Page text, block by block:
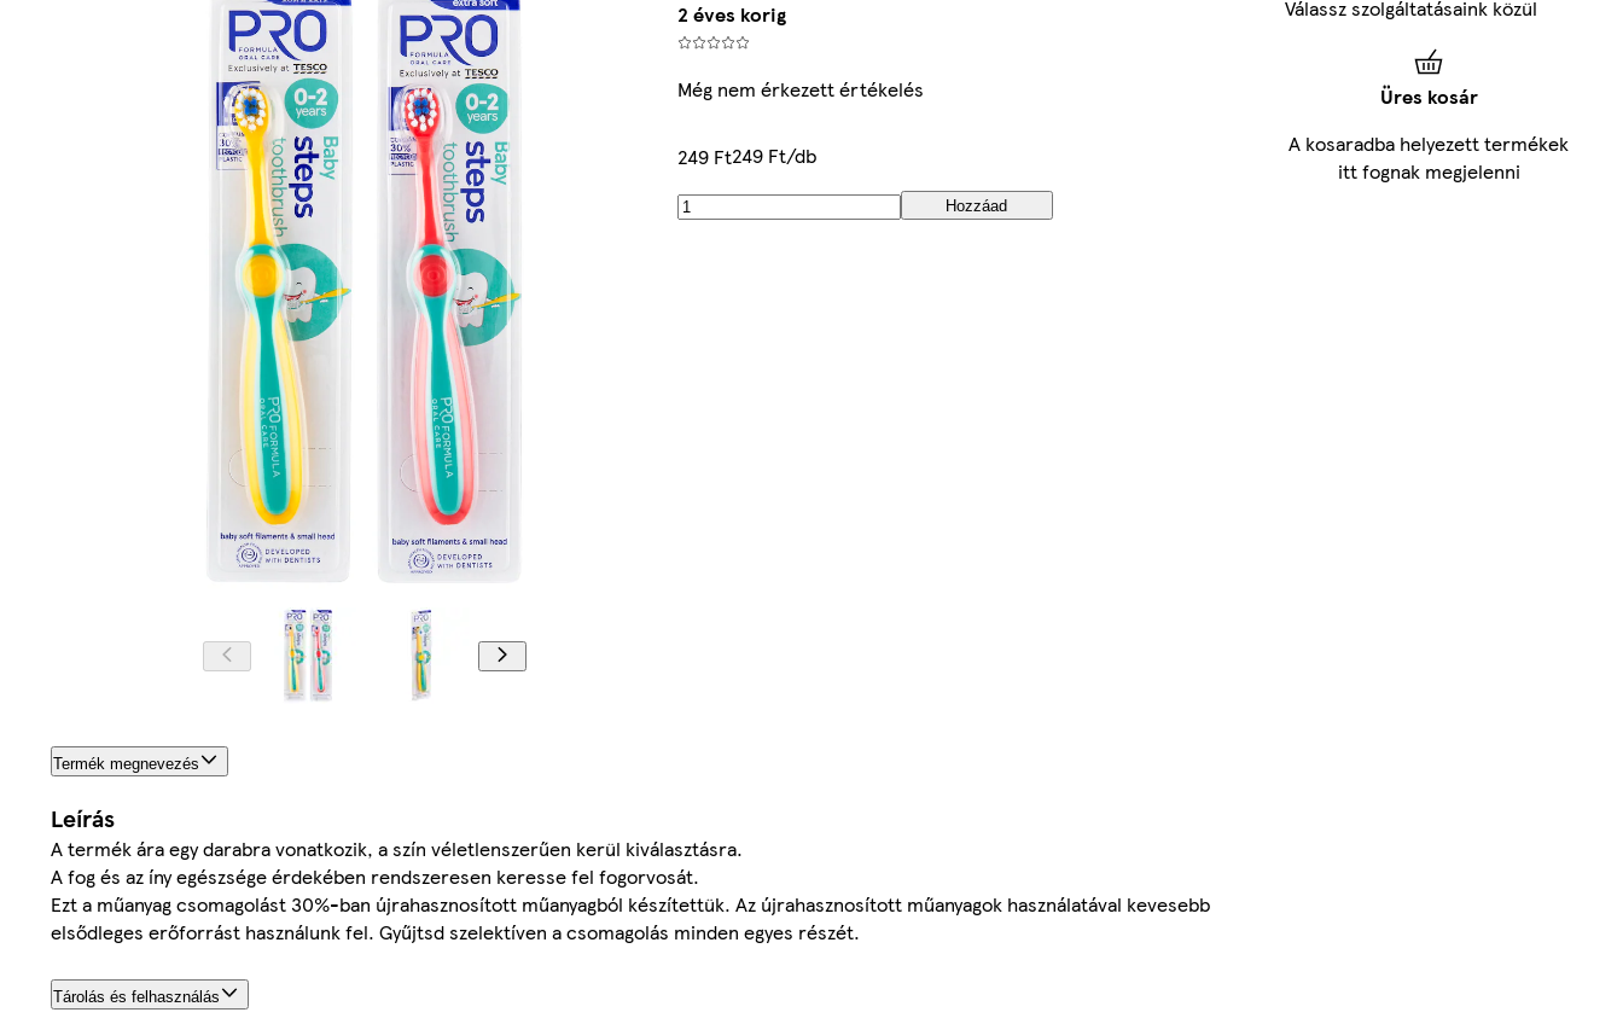
2 éves korig
Még nem érkezett értékelés
249 Ft249 Ft/db
Hozzáad
Termék megnevezés
Leírás
A termék ára egy darabra vonatkozik, a szín véletlenszerűen kerül kiválasztásra.
A fog és az íny egészsége érdekében rendszeresen keresse fel fogorvosát.
Ezt a műanyag csomagolást 30%-ban újrahasznosított műanyagból készítettük. Az újrahasznosított műanyagok használatával kevesebb
elsődleges erőforrást használunk fel. Gyűjtsd szelektíven a csomagolás minden egyes részét.
Tárolás és felhasználás
Válassz szolgáltatásaink közül
Üres kosár
A kosaradba helyezett termékek
itt fognak megjelenni